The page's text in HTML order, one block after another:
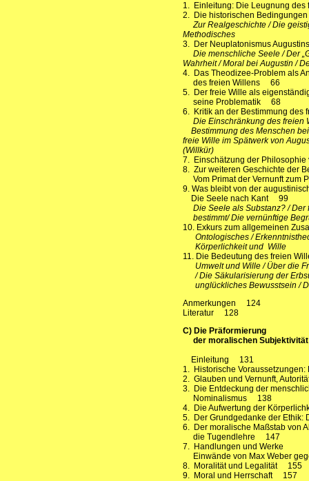
1. Einleitung: Die Leugnung
2. Die historischen
Zur Realgeschichte / Die
Methodisches
3. Der Neuplatonismus
Die menschliche Seele / Der
Wahrheit/ Moral bei Augustin /
4. Das Theodizee-Problem als
des freien Willens 66
5. Der freie Wille als
seine Problematik 68
6. Kritik an der Bestimmung
Die Einschränkung des freien
Bestimmung des Menschen
freie Wille im Spätwerk von
(Willkür)
7. Einschätzung der
8. Zur weiteren Geschichte der
Vom Primat der Vernunft zum
9. Was bleibt von der
Die Seele nach Kant 99
Die Seele als Substanz? / Der
bestimmt/ Die vernünftige
10. Exkurs zum allgemeinen
Ontologisches /
Körperlichkeit und Wille
11. Die Bedeutung des freien
Umwelt und Wille / Über die
/ Die Säkularisierung der
unglückliches Bewusstsein /
Anmerkungen 124
Literatur 128
C) Die Präformierung
der moralischen
Einleitung 131
1. Historische
2. Glauben und Vernunft,
3. Die Entdeckung der
Nominalismus 138
4. Die Aufwertung der
5. Der Grundgedanke der
6. Der moralische Maßstab von
die Tugendlehre 147
7. Handlungen und Werke
Einwände von Max Weber
8. Moralität und Legalität 155
9. Moral und Herrschaft 157